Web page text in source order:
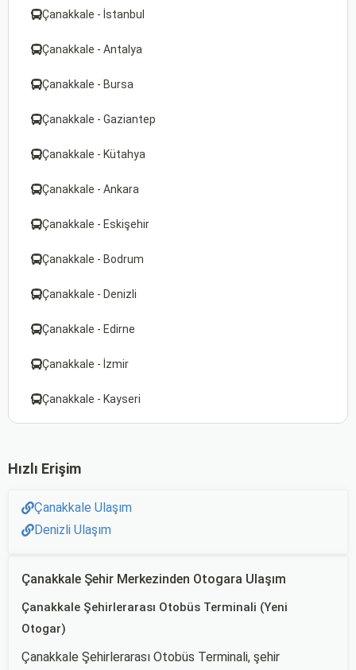
Çanakkale - İstanbul
Çanakkale - Antalya
Çanakkale - Bursa
Çanakkale - Gaziantep
Çanakkale - Kütahya
Çanakkale - Ankara
Çanakkale - Eskişehir
Çanakkale - Bodrum
Çanakkale - Denizli
Çanakkale - Edirne
Çanakkale - İzmir
Çanakkale - Kayseri
Hızlı Erişim
Çanakkale Ulaşım
Denizli Ulaşım
Çanakkale Şehir Merkezinden Otogara Ulaşım
Çanakkale Şehirlerarası Otobüs Terminali (Yeni
Otogar)
Çanakkale Şehirlerarası Otobüs Terminali, şehir